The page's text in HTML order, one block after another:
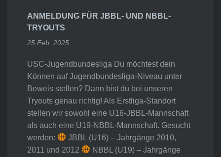
ANMELDUNG FÜR JBBL- UND NBBL-
TRYOUTS
25 Feb. 2025
USC-Jugendbundesliga Du möchtest dein
Können auf Jugendbundesliga-Niveau unter
Beweis stellen? Dann bist du bei unseren
Tryouts genau richtig! Als Erstliga-Standort
stellen wir sowohl eine U16-JBBL-Mannschaft
als auch eine U19-NBBL-Mannschaft. Gesucht
werden:
JBBL (U16) – Jahrgänge 2010,
2011 und 2012
NBBL (U19) – Jahrgänge